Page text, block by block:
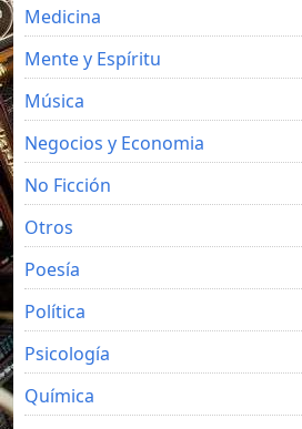
Medicina
Mente y Espíritu
Música
Negocios y Economia
No Ficción
Otros
Poesía
Política
Psicología
Química